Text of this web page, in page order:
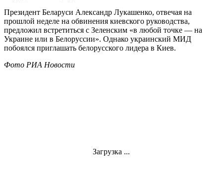
Президент Беларуси Александр Лукашенко, отвечая на
прошлой неделе на обвинения киевского руководства,
предложил встретиться с Зеленским «в любой точке — на
Украине или в Белоруссии». Однако украинский МИД
побоялся приглашать белорусского лидера в Киев.
Фото РИА Новости
Загрузка ...